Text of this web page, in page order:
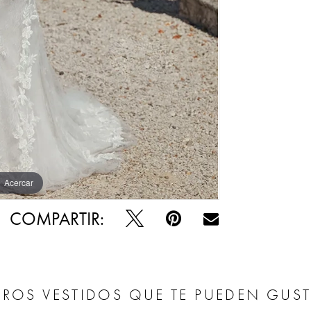
Acercar
Acercar
COMPARTIR:
VESTIDOS QUE TE PUEDEN